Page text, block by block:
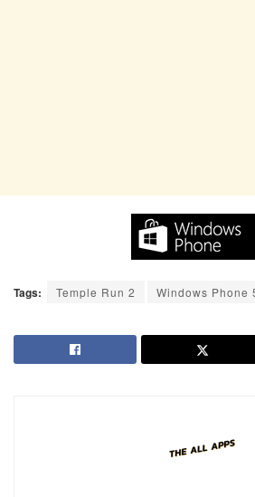
Tags: Temple Run 2 Windows Phone